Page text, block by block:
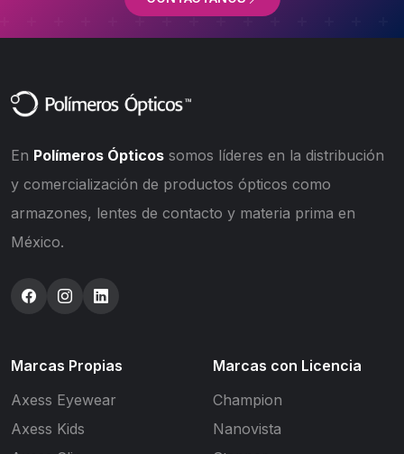
En Polímeros Ópticos somos líderes en la distribución
y comercialización de productos ópticos como
armazones, lentes de contacto y materia prima en
México.
Marcas Propias
Axess Eyewear
Axess Kids
Marcas con Licencia
Champion
Nanovista